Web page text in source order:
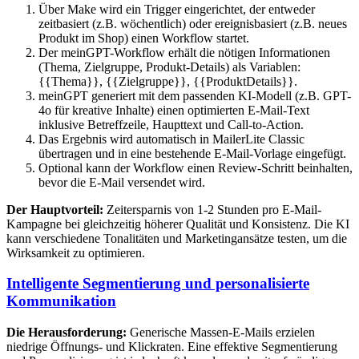
Über Make wird ein Trigger eingerichtet, der entweder
zeitbasiert (z.B. wöchentlich) oder ereignisbasiert (z.B. neues
Produkt im Shop) einen Workflow startet.
Der meinGPT-Workflow erhält die nötigen Informationen
(Thema, Zielgruppe, Produkt-Details) als Variablen:
{{Thema}}, {{Zielgruppe}}, {{ProduktDetails}}.
meinGPT generiert mit dem passenden KI-Modell (z.B. GPT-
4o für kreative Inhalte) einen optimierten E-Mail-Text
inklusive Betreffzeile, Haupttext und Call-to-Action.
Das Ergebnis wird automatisch in MailerLite Classic
übertragen und in eine bestehende E-Mail-Vorlage eingefügt.
Optional kann der Workflow einen Review-Schritt beinhalten,
bevor die E-Mail versendet wird.
Der Hauptvorteil: Zeitersparnis von 1-2 Stunden pro E-Mail-
Kampagne bei gleichzeitig höherer Qualität und Konsistenz. Die KI
kann verschiedene Tonalitäten und Marketingansätze testen, um die
Wirksamkeit zu optimieren.
Intelligente Segmentierung und personalisierte
Kommunikation
Die Herausforderung: Generische Massen-E-Mails erzielen
niedrige Öffnungs- und Klickraten. Eine effektive Segmentierung